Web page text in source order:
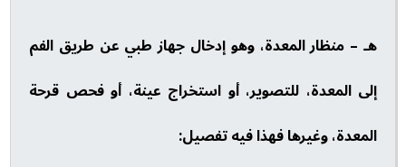
هـ – منظار المعدة، وهو إدخال جهاز طبي عن طريق الفم
إلى المعدة، للتصوير، أو استخراج عينة، أو فحص قرحة
المعدة، وغيرها فهذا فيه تفصيل: